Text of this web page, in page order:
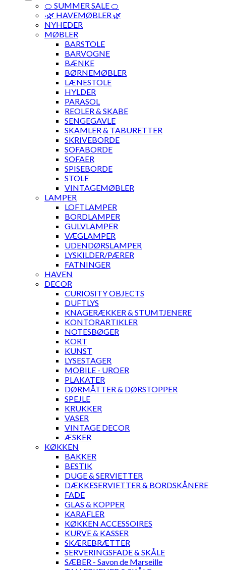
🍊 SUMMER SALE 🍊
·🌿 HAVEMØBLER 🌿
NYHEDER
MØBLER
BARSTOLE
BARVOGNE
BÆNKE
BØRNEMØBLER
LÆNESTOLE
HYLDER
PARASOL
REOLER & SKABE
SENGEGAVLE
SKAMLER & TABURETTER
SKRIVEBORDE
SOFABORDE
SOFAER
SPISEBORDE
STOLE
VINTAGEMØBLER
LAMPER
LOFTLAMPER
BORDLAMPER
GULVLAMPER
VÆGLAMPER
UDENDØRSLAMPER
LYSKILDER/PÆRER
FATNINGER
HAVEN
DECOR
CURIOSITY OBJECTS
DUFTLYS
KNAGERÆKKER & STUMTJENERE
KONTORARTIKLER
NOTESBØGER
KORT
KUNST
LYSESTAGER
MOBILE - UROER
PLAKATER
DØRMÅTTER & DØRSTOPPER
SPEJLE
KRUKKER
VASER
VINTAGE DECOR
ÆSKER
KØKKEN
BAKKER
BESTIK
DUGE & SERVIETTER
DÆKKESERVIETTER & BORDSKÅNERE
FADE
GLAS & KOPPER
KARAFLER
KØKKEN ACCESSOIRES
KURVE & KASSER
SKÆREBRÆTTER
SERVERINGSFADE & SKÅLE
SÆBER - Savon de Marseille